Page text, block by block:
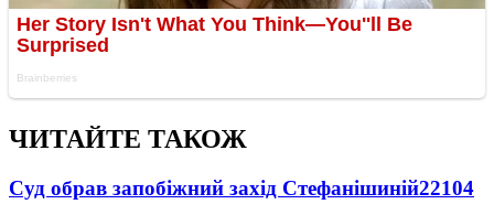
ЧИТАЙТЕ ТАКОЖ
Суд обрав запобіжний захід Стефанішиній22104